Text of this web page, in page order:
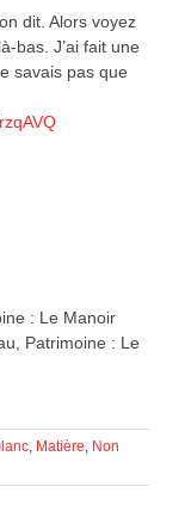
dit. Alors voyez
bas. J’ai fait une
savais pas que
: Le Manoir
Patrimoine : Le
, Matière, Non